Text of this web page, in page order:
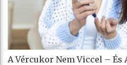
A Vércukor Nem Viccel – És